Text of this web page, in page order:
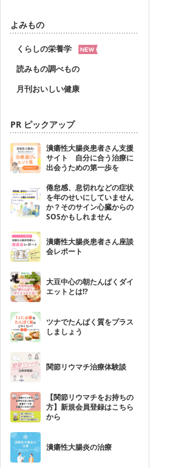
よみもの
くらしの栄養学
読みもの調べもの
月刊おいしい健康
PR ピックアップ
潰瘍性大腸炎患者さん支援
サイト 自分に合う治療に
出会うための第一歩を
倦怠感、息切れなどの症状
を年のせいにしていません
か？そのサイン心臓からの
SOSかもしれません
潰瘍性大腸炎患者さん座談
会レポート
大豆中心の朝たんぱくダイ
エットとは!?
ツナでたんぱく質をプラス
しましょう
関節リウマチ治療体験談
【関節リウマチをお持ちの
方】新規会員登録はこちら
から
潰瘍性大腸炎の治療